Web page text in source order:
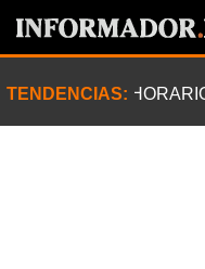
TENDENCIAS: